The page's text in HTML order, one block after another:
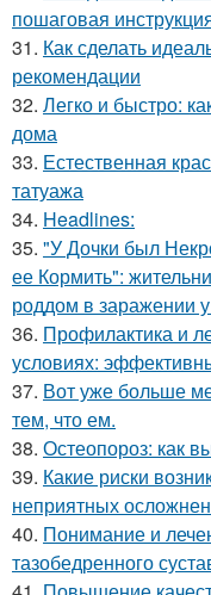
пошаговая
31. Как сделать
рекомендации
32. Легко и быстро:
дома
33. Естественная
татуажа
34. Headlines:
35. "У Дочки был
ее Кормить":
роддом в заражении
36. Профилактика и
условиях:
37. Вот уже больше
тем, что ем.
38. Остеопороз: как
39. Какие риски
неприятных
40. Понимание и
тазобедренного